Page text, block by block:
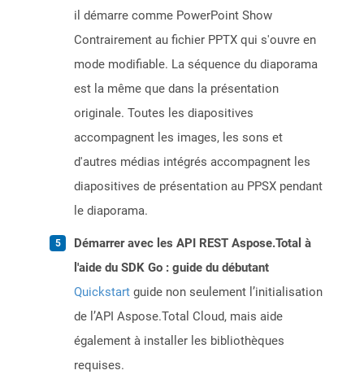
il démarre comme PowerPoint Show
Contrairement au fichier PPTX qui s'ouvre en
mode modifiable. La séquence du diaporama
est la même que dans la présentation
originale. Toutes les diapositives
accompagnent les images, les sons et
d'autres médias intégrés accompagnent les
diapositives de présentation au PPSX pendant
le diaporama.
Démarrer avec les API REST Aspose.Total à
l'aide du SDK Go : guide du débutant
Quickstart guide non seulement l’initialisation
de l’API Aspose.Total Cloud, mais aide
également à installer les bibliothèques
requises.